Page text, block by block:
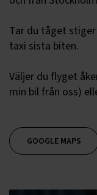
Tar du tåget stiger
taxi sista biten.
Väljer du flyget
min bil från oss)
GOOGLE MAPS